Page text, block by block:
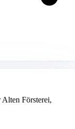
Försterei,